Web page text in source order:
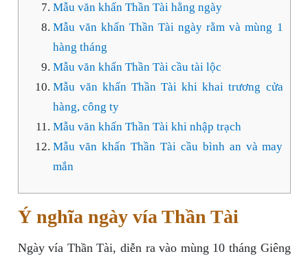
Mẫu văn khấn Thần Tài hằng ngày
Mẫu văn khấn Thần Tài ngày rằm và mùng 1
hàng tháng
Mẫu văn khấn Thần Tài cầu tài lộc
Mẫu văn khấn Thần Tài khi khai trương cửa
hàng, công ty
Mẫu văn khấn Thần Tài khi nhập trạch
Mẫu văn khấn Thần Tài cầu bình an và may
mắn
Ý nghĩa ngày vía Thần Tài
Ngày vía Thần Tài, diễn ra vào mùng 10 tháng Giêng